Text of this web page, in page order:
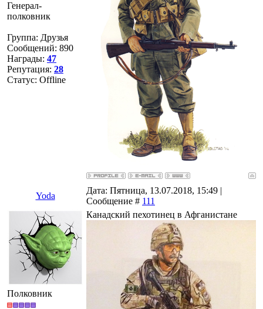
Генерал-
полковник
Группа: Друзья
Сообщений: 890
Награды: 47
Репутация: 28
Статус: Offline
Yoda
Дата: Пятница, 13.07.2018, 15:49 |
Сообщение # 111
Полковник
Канадский пехотинец в Афганистане